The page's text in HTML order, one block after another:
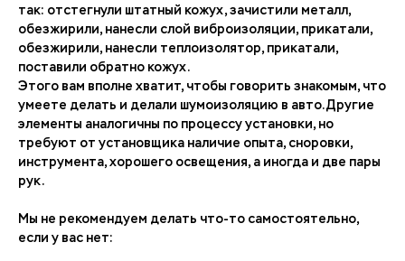
так: отстегнули штатный кожух, зачистили металл,
обезжирили, нанесли слой виброизоляции, прикатали,
обезжирили, нанесли теплоизолятор, прикатали,
поставили обратно кожух.
Этого вам вполне хватит, чтобы говорить знакомым, что
умеете делать и делали шумоизоляцию в авто. Другие
элементы аналогичны по процессу установки, но
требуют от установщика наличие опыта, сноровки,
инструмента, хорошего освещения, а иногда и две пары
рук.
Мы не рекомендуем делать что-то самостоятельно,
если у вас нет: